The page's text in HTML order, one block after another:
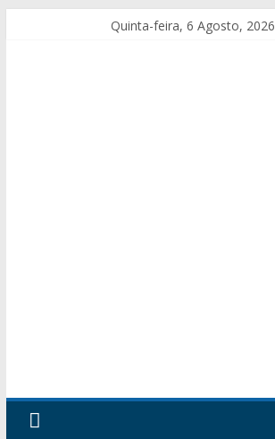
Quinta-feira, 6 Agosto, 2026